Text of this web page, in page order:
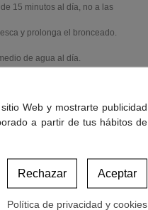
15 minutos al día, no a las
y prolonga el bronceado.
de agua al día.
color o, al menos,
Web y mostrarte publicidad
a partir de tus hábitos de
Aceptar
Rechazar
Política de privacidad y cookies